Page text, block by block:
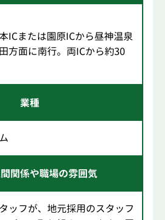
ICまたは園原ICから昼神温泉
方面に南行。両ICから約30
業種
関係や職場の雰囲気
ッフが、地元採用のスタッフ